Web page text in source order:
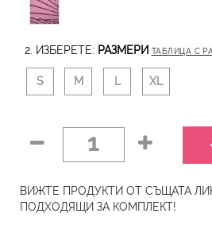
2. ИЗБЕРЕТЕ: РАЗМЕРИ ТАБЛИЦА С
S M L XL
1
ВИЖТЕ ПРОДУКТИ ОТ СЪЩАТА
ПОДХОДЯЩИ ЗА КОМПЛЕКТ!